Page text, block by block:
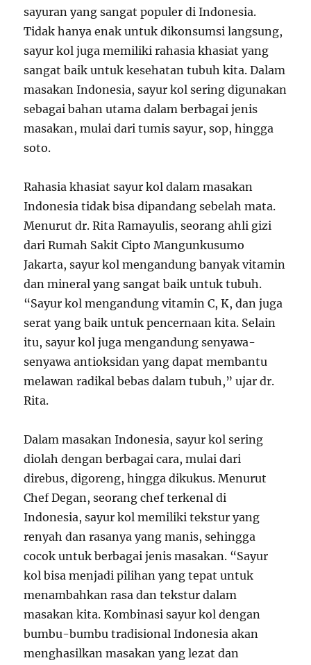
sayuran yang sangat populer di Indonesia.
Tidak hanya enak untuk dikonsumsi langsung,
sayur kol juga memiliki rahasia khasiat yang
sangat baik untuk kesehatan tubuh kita. Dalam
masakan Indonesia, sayur kol sering digunakan
sebagai bahan utama dalam berbagai jenis
masakan, mulai dari tumis sayur, sop, hingga
soto.
Rahasia khasiat sayur kol dalam masakan
Indonesia tidak bisa dipandang sebelah mata.
Menurut dr. Rita Ramayulis, seorang ahli gizi
dari Rumah Sakit Cipto Mangunkusumo
Jakarta, sayur kol mengandung banyak vitamin
dan mineral yang sangat baik untuk tubuh.
“Sayur kol mengandung vitamin C, K, dan juga
serat yang baik untuk pencernaan kita. Selain
itu, sayur kol juga mengandung senyawa-
senyawa antioksidan yang dapat membantu
melawan radikal bebas dalam tubuh,” ujar dr.
Rita.
Dalam masakan Indonesia, sayur kol sering
diolah dengan berbagai cara, mulai dari
direbus, digoreng, hingga dikukus. Menurut
Chef Degan, seorang chef terkenal di
Indonesia, sayur kol memiliki tekstur yang
renyah dan rasanya yang manis, sehingga
cocok untuk berbagai jenis masakan. “Sayur
kol bisa menjadi pilihan yang tepat untuk
menambahkan rasa dan tekstur dalam
masakan kita. Kombinasi sayur kol dengan
bumbu-bumbu tradisional Indonesia akan
menghasilkan masakan yang lezat dan